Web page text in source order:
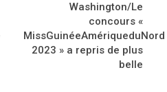
Washington/Le
concours «
MissGuinéeAmériqueduNord
2023 » a repris de plus
belle